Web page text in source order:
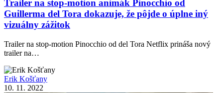
Trailer na stop-motion animák Pinocchio od
Guillerma del Tora dokazuje, že pôjde o úplne iný
vizuálny zážitok
Trailer na stop-motion Pinocchio od del Tora Netflix prináša nový
trailer na…
Erik Košťany
10. 11. 2022